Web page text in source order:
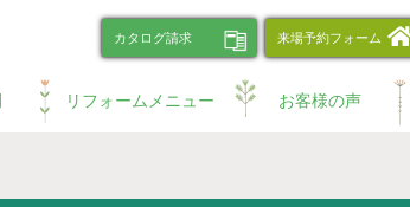
カタログ請求 来場予約フォーム
リフォームメニュー お客様の声